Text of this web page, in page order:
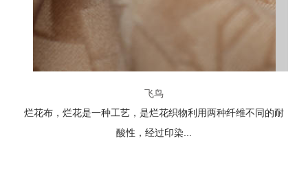
飞鸟
烂花布，烂花是一种工艺，是烂花织物利用两种纤维不同的耐
酸性，经过印染...